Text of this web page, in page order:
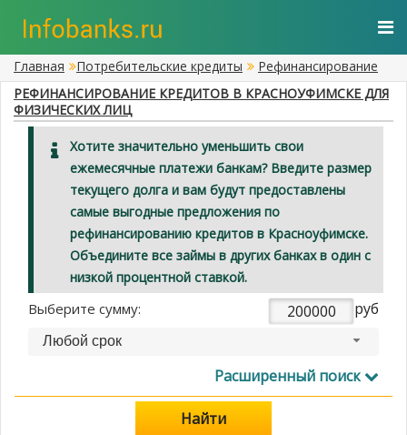
Главная Потребительские кредиты
Рефинансирование
РЕФИНАНСИРОВАНИЕ КРЕДИТОВ В КРАСНОУФИМСКЕ ДЛЯ
ФИЗИЧЕСКИХ ЛИЦ
Хотите значительно уменьшить свои
ежемесячные платежи банкам? Введите размер
текущего долга и вам будут предоставлены
самые выгодные предложения по
рефинансированию кредитов в Красноуфимске.
Объедините все займы в других банках в один с
низкой процентной ставкой.
Выберите сумму: руб
Любой срок
Расширенный поиск
Найти